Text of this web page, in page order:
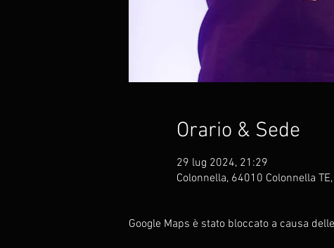
Orario & Sede
29 lug 2024, 21:29
Colonnella, 64010 Colonnella
Google Maps è stato bloccato a causa